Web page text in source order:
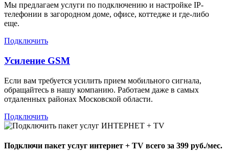
Мы предлагаем услуги по подключению и настройке IP-
телефонии в загородном доме, офисе, коттедже и где-либо
еще.
Подключить
Усиление GSM
Если вам требуется усилить прием мобильного сигнала,
обращайтесь в нашу компанию. Работаем даже в самых
отдаленных районах Московской области.
Подключить
Подключи пакет услуг интернет + TV всего за 399 руб./мес.